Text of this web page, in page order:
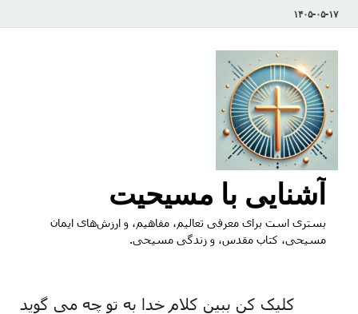
۱۴۰۵-۰۵-۱۷
آشنایی با مسیحیت
بستری است برای معرفی تعالیم، مفاهیم، و ارزش‌های ایمان
مسیحی، کتاب مقدس، و زندگی مسیحی.
کلیک کن ببین کلام خدا به تو چه می گوید